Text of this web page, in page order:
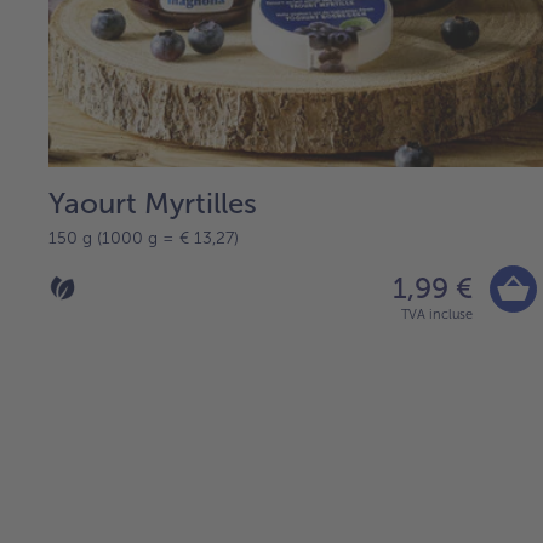
Yaourt Myrtilles
150 g (1000 g = € 13,27)
1,99 €
TVA incluse